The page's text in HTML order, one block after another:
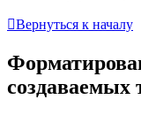
Вернуться к началу
создаваемых